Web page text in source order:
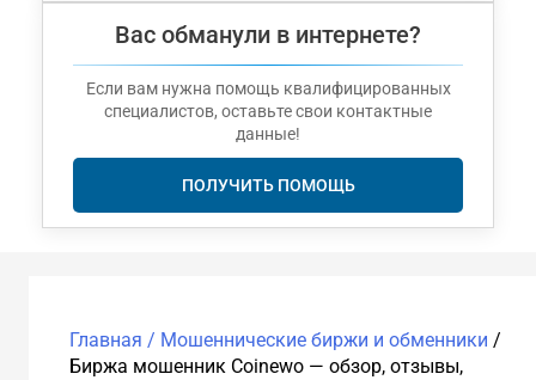
Вас обманули в интернете?
Если вам нужна помощь квалифицированных
специалистов, оставьте свои контактные
данные!
ПОЛУЧИТЬ ПОМОЩЬ
Главная / Мошеннические биржи и обменники /
Биржа мошенник Coinewo — обзор, отзывы,